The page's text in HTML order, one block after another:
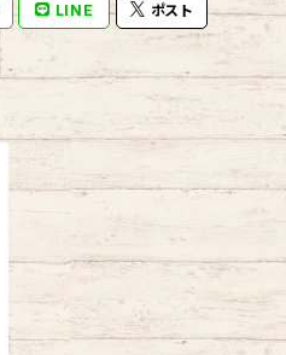
LINE ポスト